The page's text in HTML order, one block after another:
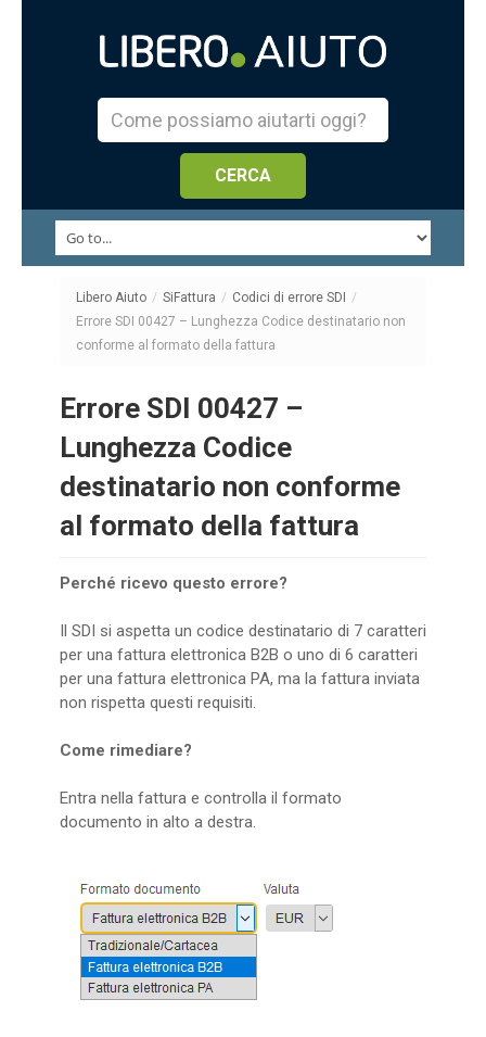
Libero Aiuto / SiFattura / Codici di errore SDI
/
Errore SDI 00427 – Lunghezza Codice destinatario non
conforme al formato della fattura
Errore SDI 00427 –
Lunghezza Codice
destinatario non conforme
al formato della fattura
Perché ricevo questo errore?
Il SDI si aspetta un codice destinatario di 7 caratteri
per una fattura elettronica B2B o uno di 6 caratteri
per una fattura elettronica PA, ma la fattura inviata
non rispetta questi requisiti.
Come rimediare?
Entra nella fattura e controlla il formato
documento in alto a destra.